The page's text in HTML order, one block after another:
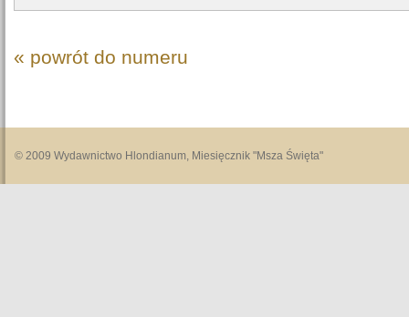
« powrót do numeru
© 2009 Wydawnictwo Hlondianum, Miesięcznik "Msza Święta"